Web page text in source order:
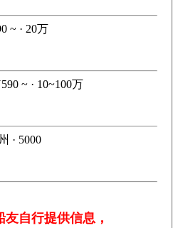
~ · 20万
~ · 10~100万
· 5000
自行提供信息，